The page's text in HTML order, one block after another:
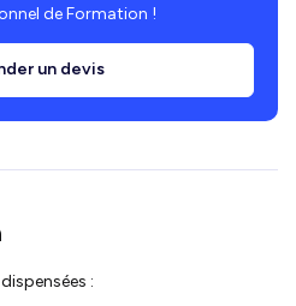
de Formation !
un devis
: